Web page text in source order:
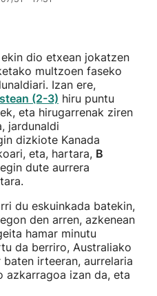
dio etxean jokatzen
multzoen faseko
Izan ere,
(2-3) hiru puntu
eta hirugarrenak ziren
jardunaldi
dizkiote Kanada
eta, hartara, B
dute aurrera
du eskuinkada batekin,
den arren, azkenean
hamar minutu
da berriro, Australiako
irteeran, aurrelaria
azkarragoa izan da, eta